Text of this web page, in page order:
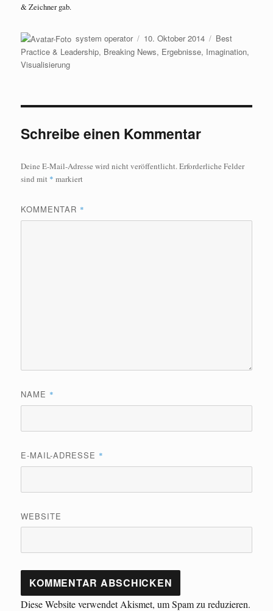
& Zeichner gab.
Autor
system operator
Veröffentlicht
am
10. Oktober 2014 Kategorien
Best
Practice & Leadership, Breaking News, Ergebnisse, Imagination,
Visualisierung
Schreibe einen Kommentar
Deine E-Mail-Adresse wird nicht veröffentlicht.Erforderliche Felder
sind mit * markiert
KOMMENTAR *
NAME *
E-MAIL-ADRESSE *
WEBSITE
Diese Website verwendet Akismet, um Spam zu reduzieren.